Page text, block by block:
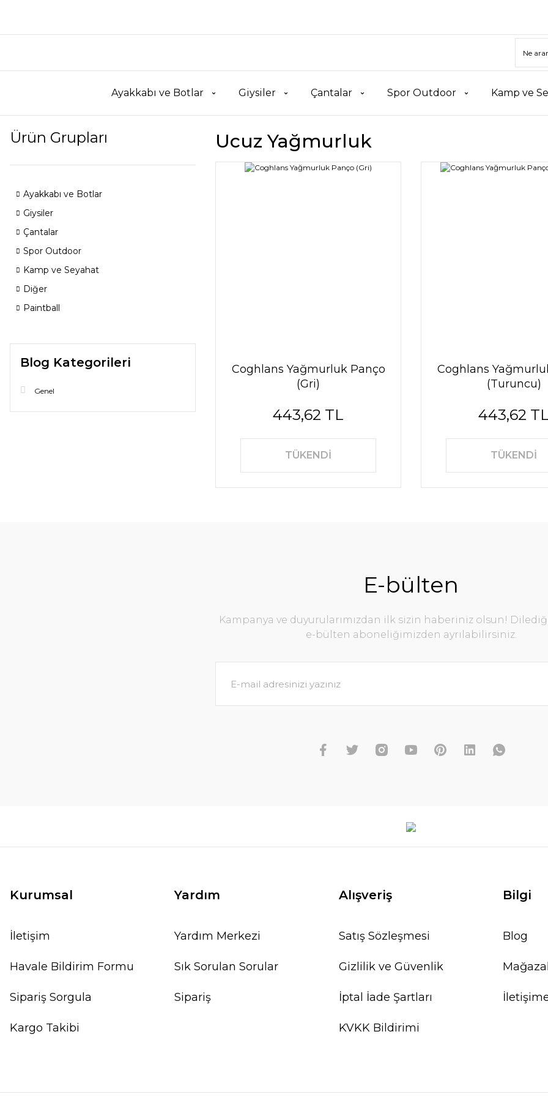
Ayakkabı ve Botlar Giysiler Çantalar Spor Outdoor Kamp ve
Ürün Grupları
Ayakkabı ve Botlar
Giysiler
Çantalar
Spor Outdoor
Kamp ve Seyahat
Diğer
Paintball
Blog Kategorileri
Genel
Ucuz Yağmurluk
Coghlans Yağmurluk Panço
(Gri)
443,62 TL
TÜKENDİ
Coghlans
(Turuncu)
443,62 TL
TÜKENDİ
E-bülten
Kampanya ve duyurularımızdan ilk sizin haberiniz olsun!
e-bülten aboneliğimizden ayrılabilirsiniz.
Kurumsal
İletişim
Havale Bildirim Formu
Sipariş Sorgula
Kargo Takibi
Yardım
Yardım Merkezi
Sık Sorulan Sorular
Sipariş
Alışveriş
Satış Sözleşmesi
Gizlilik ve Güvenlik
İptal İade Şartları
KVKK Bildirimi
Bilgi
Blog